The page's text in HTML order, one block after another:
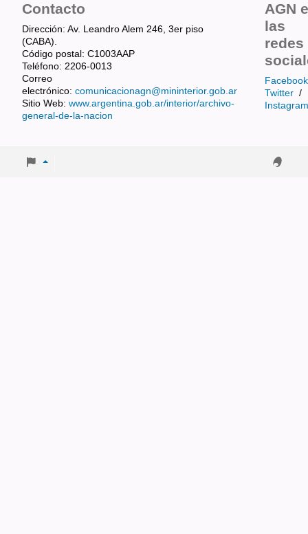
Contacto
Dirección: Av. Leandro Alem 246, 3er piso
(CABA).
Código postal: C1003AAP
Teléfono: 2206-0013
Correo
electrónico: comunicacionagn@mininterior.gob.ar
Sitio Web: www.argentina.gob.ar/interior/archivo-
general-de-la-nacion
AGN
las
redes
Facebook
Twitter /
Instagram